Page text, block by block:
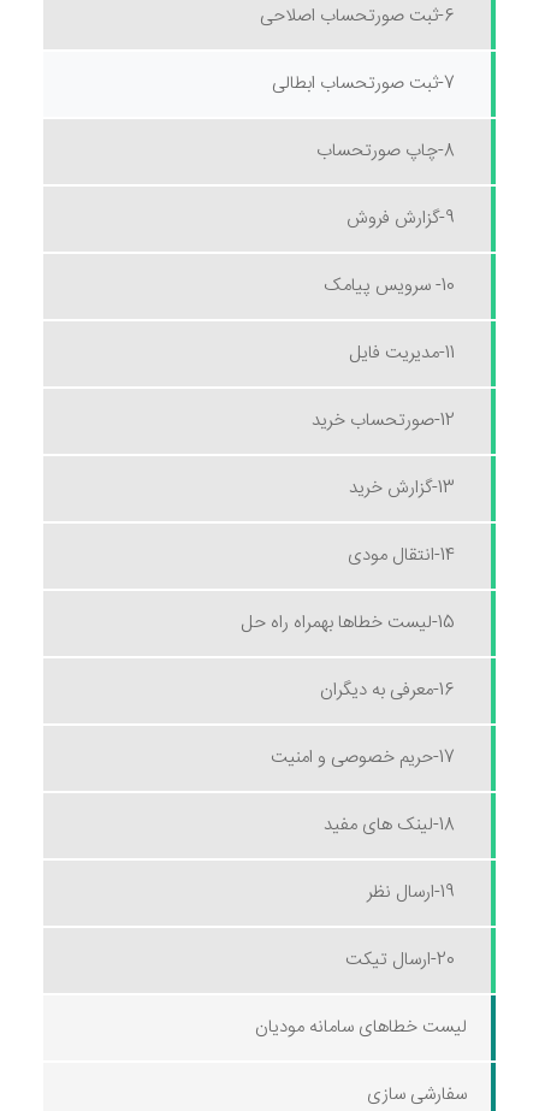
6-ثبت صورتحساب اصلاحی
7-ثبت صورتحساب ابطالی
8-چاپ صورتحساب
9-گزارش فروش
10- سرویس پیامک
11-مدیریت فایل
12-صورتحساب خرید
13-گزارش خرید
14-انتقال مودی
15-لیست خطاها بهمراه راه حل
16-معرفی به دیگران
17-حریم خصوصی و امنیت
18-لینک های مفید
19-ارسال نظر
20-ارسال تیکت
لیست خطاهای سامانه مودیان
سفارشی سازی